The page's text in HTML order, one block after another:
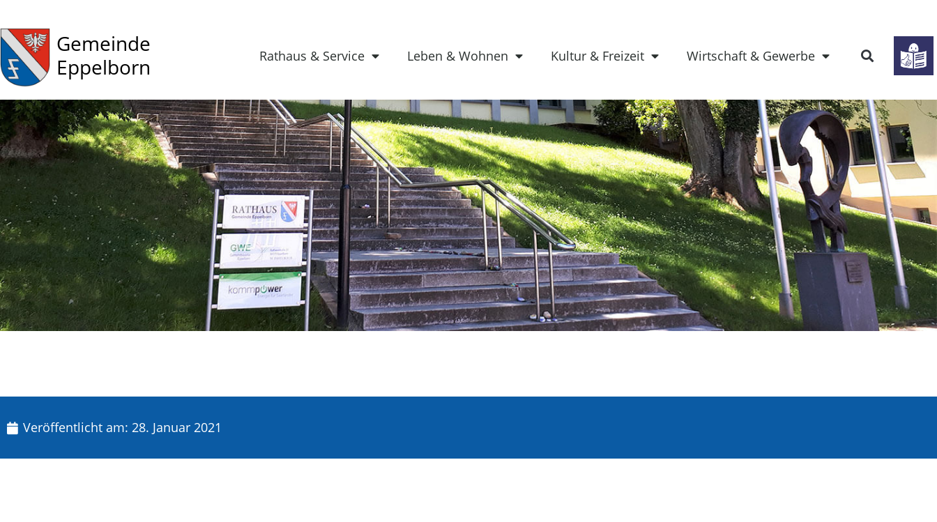
Gemeinde
Eppelborn
Rathaus & Service Leben & Wohnen Kultur & Freizeit Wirtschaft & Gewerbe
Veröffentlicht am: 28. Januar 2021